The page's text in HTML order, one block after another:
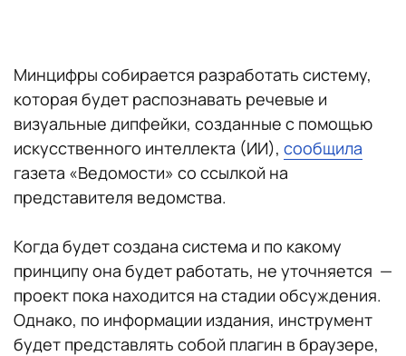
Минцифры собирается разработать систему,
которая будет распознавать речевые и
визуальные дипфейки, созданные с помощью
искусственного интеллекта (ИИ), сообщила
газета «Ведомости» со ссылкой на
представителя ведомства.
Когда будет создана система и по какому
принципу она будет работать, не уточняется —
проект пока находится на стадии обсуждения.
Однако, по информации издания, инструмент
будет представлять собой плагин в браузере,